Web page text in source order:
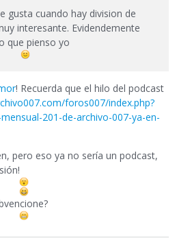
gusta cuando hay division de
interesante. Evidendemente
que pienso yo
! Recuerda que el hilo del podcast
foros007/index.php?
201-de-archivo-007-ya-en-
pero eso ya no sería un podcast,